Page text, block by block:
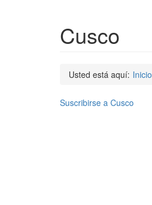
Cusco
Usted está aquí: Inicio
Suscribirse a Cusco